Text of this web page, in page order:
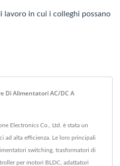
lavoro in cui i colleghi possano
Di Alimentatori AC/DC A
Electronics Co., Ltd. è stata un
ad alta efficienza. Le loro principali
switching, trasformatori di
per motori BLDC, adattatori